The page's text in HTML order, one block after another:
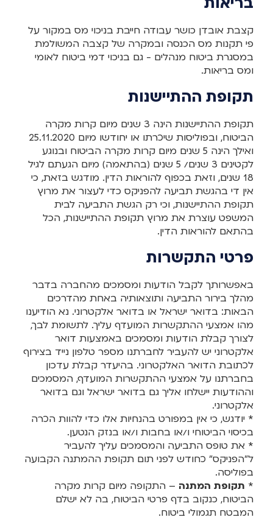
קצבת אובדן כושר עבודה חייבת בניכוי מס במקור על
פי תקנות מס הכנסה ובמקרה של קצבה המשולמת
במסגרת ביטוח מנהלים - גם בניכוי דמי ביטוח לאומי
ומס בריאות.
תקופת ההתיישנות
תקופת ההתיישנות הינה 3 שנים מיום קרות מקרה
הביטוח, ובפוליסות שיכרתו או יחודשו מיום 25.11.2020
ואילך הינה 5 שנים מיום קרות מקרה הביטוח ובנוגע
לקטינים 3 שנים/ 5 שנים (בהתאמה) מיום הגעתם לגיל
18 שנים, וזאת בכפוף להוראות הדין. מודגש בזאת, כי
אין די בהגשת תביעה להפניקס כדי לעצור את מרוץ
תקופת ההתיישנות, וכי רק הגשת התביעה לבית
המשפט עוצרת את מרוץ תקופת ההתיישנות, הכל
בהתאם להוראות הדין.
פרטי התקשרות
באפשרותך לקבל הודעות ומסמכים מהחברה בדבר
מהלך בירור התביעה ותוצאותיה באחת מהדרכים
הבאות: בדואר ישראל או בדואר אלקטרוני. נא הודיענו
מהו אמצעי ההתקשרות המועדף עליך. לתשומת לבך,
לצורך קבלת הודעות ומסמכים באמצעות דואר
אלקטרוני יש להעביר לחברתנו מספר טלפון נייד בצירוף
לכתובת הדואר האלקטרוני. בהיעדר קבלת עדכון
בחברתנו על אמצעי ההתקשרות המועדף, המסמכים
וההודעות יישלחו אליך גם בדואר ישראל וגם בדואר
אלקטרוני.
* יודגש, כי אין במפורט בהנחיות אלו כדי להוות הכרה
בכיסוי הביטוחי ו/או בחבות ו/או בנזק הנטען.
* את טופס התביעה והמסמכים עליך להעביר
ל"הפניקס" כחודש לפני תום תקופת ההמתנה הקבועה
בפוליסה.
* תקופת המתנה – התקופה מיום קרות מקרה
הביטוח, כנקוב בדף פרטי הביטוח, בה לא ישלם
המבטח תגמולי ביטוח.